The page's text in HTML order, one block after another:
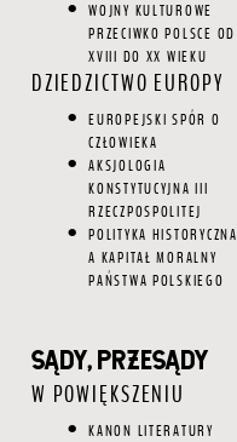
WOJNY KULTUROWE
PRZECIWKO POLSCE OD
XVIII DO XX WIEKU
DZIEDZICTWO EUROPY
EUROPEJSKI SPÓR O
CZŁOWIEKA
AKSJOLOGIA
KONSTYTUCYJNA III
RZECZPOSPOLITEJ
POLITYKA HISTORYCZNA
A KAPITAŁ MORALNY
PAŃSTWA POLSKIEGO
SĄDY, PRZESĄDY
W POWIĘKSZENIU
KANON LITERATURY